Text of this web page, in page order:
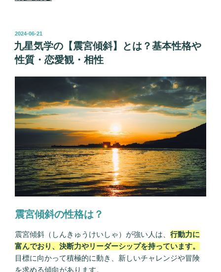
学
の
【坎
宮
傾
斜】
と
は？
基
性
格
や
性
質・
恋
愛
観・
相
性”
の
投
稿
日:
2024-06-21
九星気学の【震宮傾斜】とは？基本性格や
性質・恋愛観・相性
震宮傾斜の性格は？
震宮傾斜（しんきゅうけいしゃ）が強い人は、 行動力に
富んでおり、決断力やリーダーシップを持っています。
目標に向かって積極的に動き、新しいチャレンジや冒険
を求める傾向があります。